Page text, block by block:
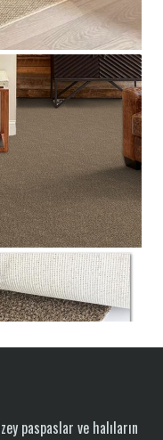
paspaslar ve halıların